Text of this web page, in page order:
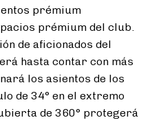
prémium
prémium del club.
de aficionados del
hasta contar con más
los asientos de los
de 34° en el extremo
de 360° protegerá